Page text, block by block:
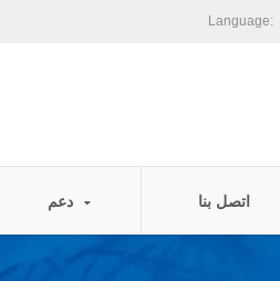
اتصل بنا